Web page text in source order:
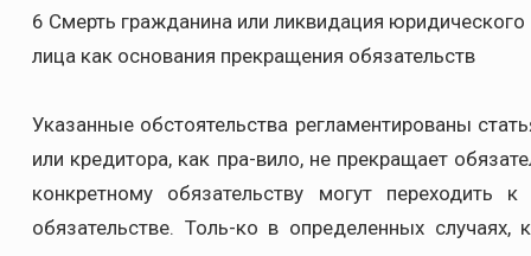
6 Смерть гражданина или ликвидация юридического
лица как основания прекращения обязательств
Указанные обстоятельства регламентированы
или кредитора, как пра-вило, не прекращает
конкретному обязательству могут
обязательстве. Толь-ко в определенных